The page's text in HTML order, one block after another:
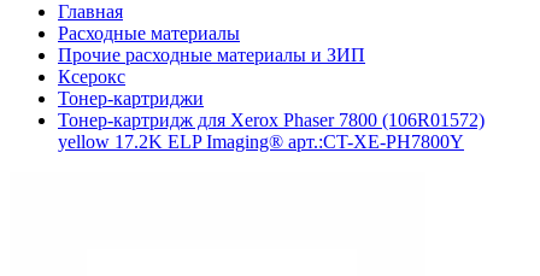
Главная
Расходные материалы
Прочие расходные материалы и ЗИП
Ксерокс
Тонер-картриджи
Тонер-картридж для Xerox Phaser 7800 (106R01572)
yellow 17.2K ELP Imaging® арт.:CT-XE-PH7800Y